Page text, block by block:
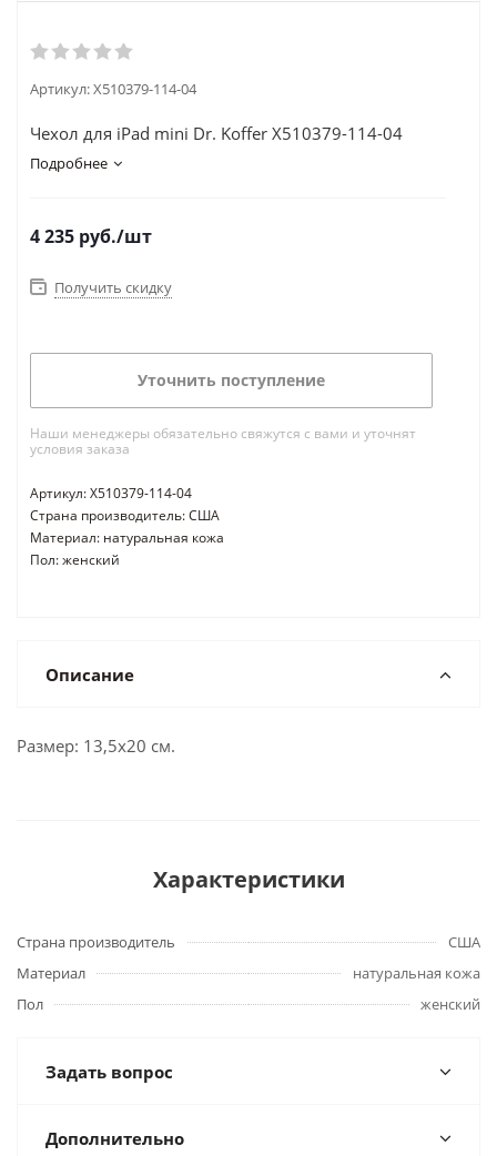
Артикул:X510379-114-04
Чехол для iPad mini Dr. Koffer X510379-114-04
Подробнее
4 235 руб./шт
Получить скидку
Уточнить поступление
Наши менеджеры обязательно свяжутся с вами и уточнят
условия заказа
Артикул: X510379-114-04
Страна производитель: США
Материал: натуральная кожа
Пол: женский
Описание
Размер: 13,5x20 см.
Характеристики
Страна производитель
США
Материал
натуральная кожа
Пол
женский
Задать вопрос
Дополнительно